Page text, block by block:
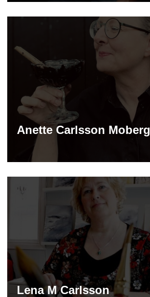
Anette Carlsson Moberg
Lena M Carlsson